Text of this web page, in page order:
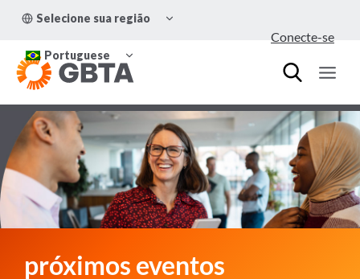
para
Conteúdo
Selecione sua região
MENU
Portuguese
MENU
FILHO
Conecte-se
próximos eventos